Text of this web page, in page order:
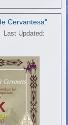
Cervantesa"
Last Updated: